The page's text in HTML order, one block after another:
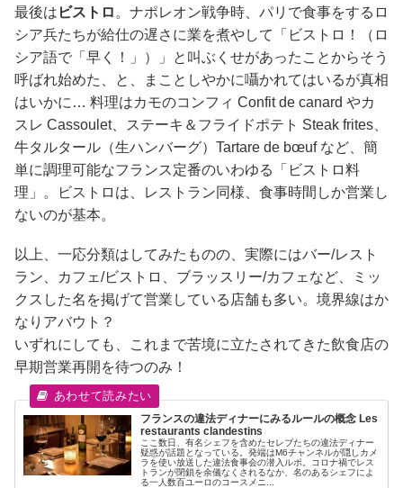
最後は ビストロ 。ナポレオン戦争時、パリで食事をするロ
シア兵たちが給仕の遅さに業を煮やして「ビストロ！（ロ
シア語で「早く！」）」と叫ぶくせがあったことからそう
呼ばれ始めた、と、まことしやかに囁かれてはいるが真相
はいかに… 料理はカモのコンフィ Confit de canard やカ
スレ Cassoulet、ステーキ＆フライドポテト Steak frites、
牛タルタール（生ハンバーグ）Tartare de bœuf など、簡
単に調理可能なフランス定番のいわゆる「ビストロ料
理」。ビストロは、レストラン同様、食事時間しか営業し
ないのが基本。
以上、一応分類はしてみたものの、実際にはバー/レスト
ラン、カフェ/ビストロ、ブラッスリー/カフェなど、ミッ
クスした名を掲げて営業している店舗も多い。境界線はか
なりアバウト？
いずれにしても、これまで苦境に立たされてきた飲食店の
早期営業再開を待つのみ！
フランスの違法ディナーにみるルールの概念 Les
restaurants clandestins
ここ数日、有名シェフを含めたセレブたちの違法ディナー
疑惑が話題となっている。発端はM6チャンネルが隠しカメ
ラを使い放送した違法食事会の潜入ルポ。コロナ禍でレス
トランが閉鎖を余儀なくされるなか、名のあるシェフによ
る一人数百ユーロのコースメニ...